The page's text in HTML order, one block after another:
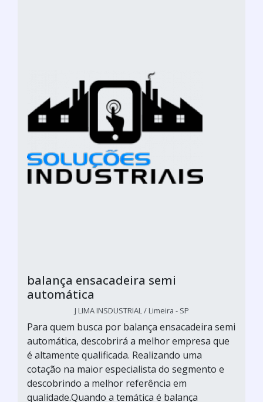
balança ensacadeira semi
automática
J LIMA INSDUSTRIAL / Limeira - SP
Para quem busca por balança ensacadeira semi
automática, descobrirá a melhor empresa que
é altamente qualificada. Realizando uma
cotação na maior especialista do segmento e
descobrindo a melhor referência em
qualidade.Quando a temática é balança